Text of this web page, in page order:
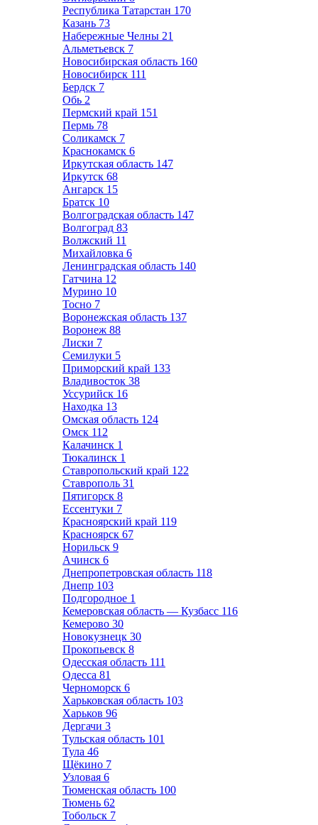
Республика Татарстан 170
Казань 73
Набережные Челны 21
Альметьевск 7
Новосибирская область 160
Новосибирск 111
Бердск 7
Обь 2
Пермский край 151
Пермь 78
Соликамск 7
Краснокамск 6
Иркутская область 147
Иркутск 68
Ангарск 15
Братск 10
Волгоградская область 147
Волгоград 83
Волжский 11
Михайловка 6
Ленинградская область 140
Гатчина 12
Мурино 10
Тосно 7
Воронежская область 137
Воронеж 88
Лиски 7
Семилуки 5
Приморский край 133
Владивосток 38
Уссурийск 16
Находка 13
Омская область 124
Омск 112
Калачинск 1
Тюкалинск 1
Ставропольский край 122
Ставрополь 31
Пятигорск 8
Ессентуки 7
Красноярский край 119
Красноярск 67
Норильск 9
Ачинск 6
Днепропетровская область 118
Днепр 103
Подгородное 1
Кемеровская область — Кузбасс 116
Кемерово 30
Новокузнецк 30
Прокопьевск 8
Одесская область 111
Одесса 81
Черноморск 6
Харьковская область 103
Харьков 96
Дергачи 3
Тульская область 101
Тула 46
Щёкино 7
Узловая 6
Тюменская область 100
Тюмень 62
Тобольск 7